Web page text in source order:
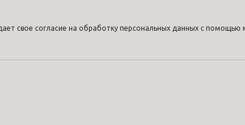
свое согласие на обработку персональных данных с